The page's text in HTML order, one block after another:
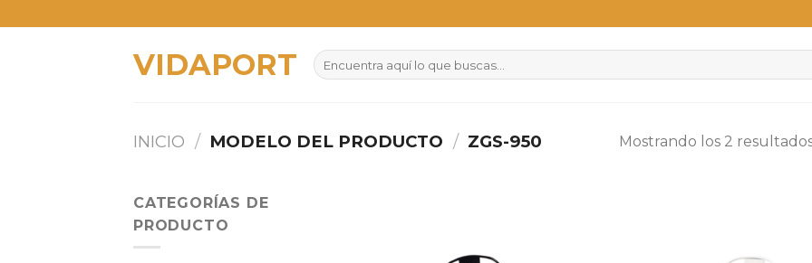
to
VIDAPORT
Buscar
por:
INICIO / MODELO DEL PRODUCTO / ZGS-950 Mostrando los 2
CATEGORÍAS DE
PRODUCTO